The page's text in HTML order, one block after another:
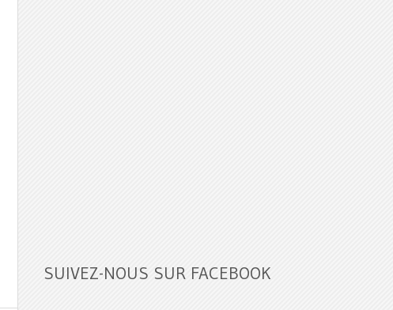
SUIVEZ-NOUS SUR FACEBOOK